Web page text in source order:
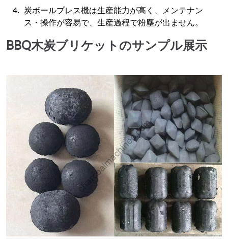
炭ボールプレス機は生産能力が高く、メンテナン
ス・操作が容易で、生産過程で粉塵が出ません。
BBQ木炭ブリケットのサンプル展示